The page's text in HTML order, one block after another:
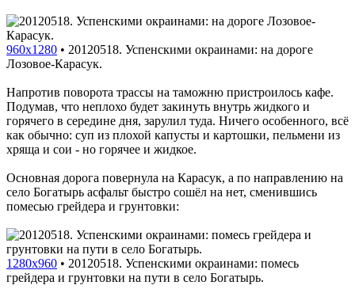
960x1280 • 20120518. Успенскими окраинами: на дороге
Лозовое-Карасук.
Напротив поворота трассы на таможню пристроилось кафе.
Подумав, что неплохо будет закинуть внутрь жидкого и
горячего в середине дня, зарулил туда. Ничего особенного, всё
как обычно: суп из плохой капусты и картошки, пельмени из
хряща и сои - но горячее и жидкое.
Основная дорога повернула на Карасук, а по направлению на
село Богатырь асфальт быстро сошёл на нет, сменившись
помесью грейдера и грунтовки:
1280x960 • 20120518. Успенскими окраинами: помесь
грейдера и грунтовки на пути в село Богатырь.